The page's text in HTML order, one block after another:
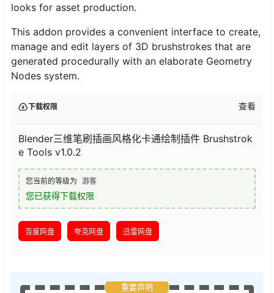
looks for asset production.
This addon provides a convenient interface to create,
manage and edit layers of 3D brushstrokes that are
generated procedurally with an elaborate Geometry
Nodes system.
下载权限 查看
Blender三维笔刷插画风格化卡通绘制插件 Brushstrok
e Tools v1.0.2
您当前的等级为 游客
您已获得下载权限
百度网盘 夸克网盘 迅雷网盘
重要声明